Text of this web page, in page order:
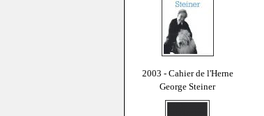
2003 - Cahier de l'Herne
George Steiner